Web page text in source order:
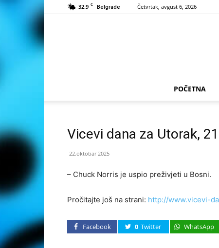
32.9 C Belgrade Četvrtak, avgust 6, 2026
POČETNA
Vicevi dana za Utorak,
22.oktobar 2025
– Chuck Norris je uspio preživjeti u Bosni.
Pročitajte još na strani: http://www.vicevi-
Facebook 0 Twitter WhatsApp